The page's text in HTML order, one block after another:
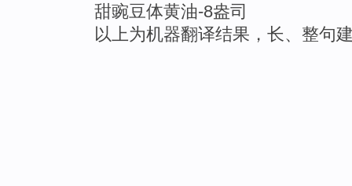
甜豌豆体黄油-8盎司
以上为机器翻译结果，长、整句